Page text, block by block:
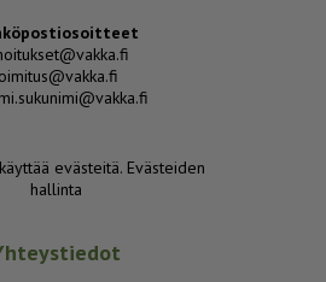
evästeitä. Evästeiden
hallinta